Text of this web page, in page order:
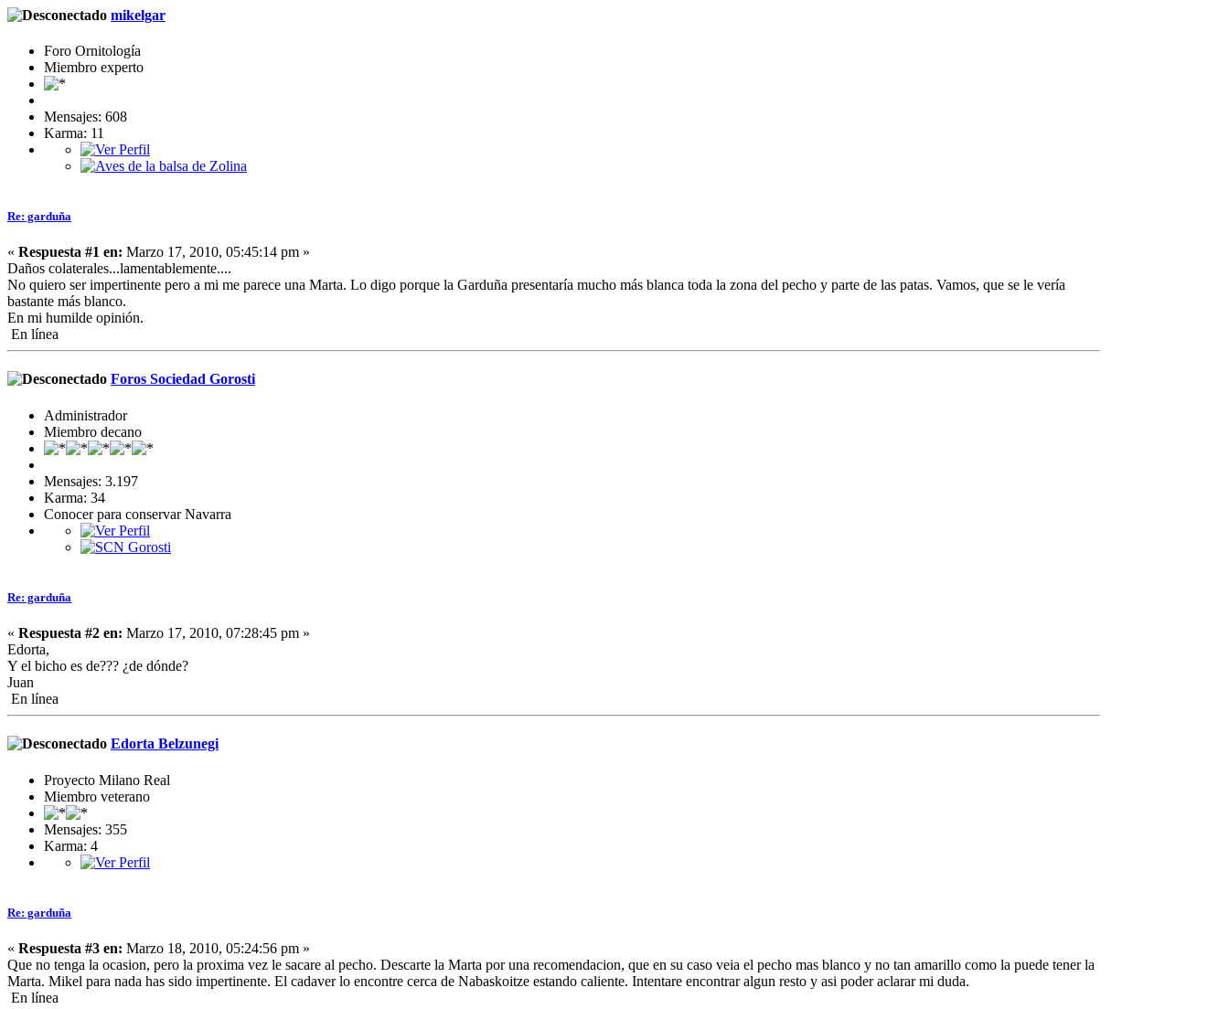
mikelgar
Foro Ornitología
Miembro experto
Mensajes: 608
Karma: 11
Re: garduña
« Respuesta #1 en: Marzo 17, 2010, 05:45:14 pm »
Daños colaterales...lamentablemente....
No quiero ser impertinente pero a mi me parece una Marta. Lo digo porque la Garduña presentaría mucho más blanca toda la zona del pecho y parte de las patas. Vamos, que se le vería
bastante más blanco.
En mi humilde opinión.
En línea
Foros Sociedad Gorosti
Administrador
Miembro decano
Mensajes: 3.197
Karma: 34
Conocer para conservar Navarra
Re: garduña
« Respuesta #2 en: Marzo 17, 2010, 07:28:45 pm »
Edorta,
Y el bicho es de??? ¿de dónde?
Juan
En línea
Edorta Belzunegi
Proyecto Milano Real
Miembro veterano
Mensajes: 355
Karma: 4
Re: garduña
« Respuesta #3 en: Marzo 18, 2010, 05:24:56 pm »
Que no tenga la ocasion, pero la proxima vez le sacare al pecho. Descarte la Marta por una recomendacion, que en su caso veia el pecho mas blanco y no tan amarillo como la puede tener la
Marta. Mikel para nada has sido impertinente. El cadaver lo encontre cerca de Nabaskoitze estando caliente. Intentare encontrar algun resto y asi poder aclarar mi duda.
En línea